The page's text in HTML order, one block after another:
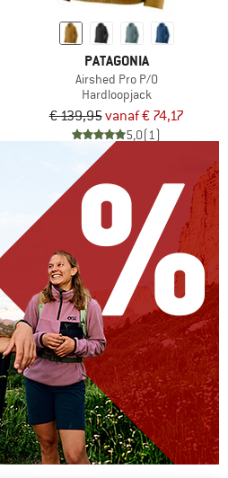
PATAGONIA
Airshed Pro P/O
Hardloopjack
€ 139,95vanaf € 74,17
5,0(1)